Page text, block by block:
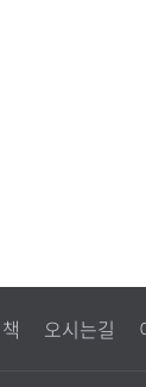
오시는길